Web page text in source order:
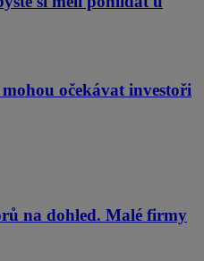
očekávat investoři
na dohled. Malé firmy